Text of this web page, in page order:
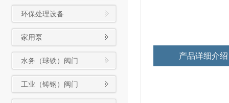
环保处理设备
家用泵
水务（球铁）阀门
工业（铸钢）阀门
产品详细介绍